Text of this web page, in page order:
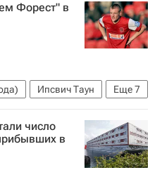
Форест" в
Еще7
Ипсвич Таун
Варди
Лестер
число
в